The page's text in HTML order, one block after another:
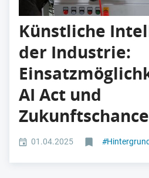
Künstliche
der Industrie:
AI Act und
01.04.2025 #Hintergrund